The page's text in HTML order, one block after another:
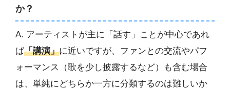
か？
A. アーティストが主に「話す」ことが中心であれ
ば「講演」に近いですが、ファンとの交流やパフ
ォーマンス（歌を少し披露するなど）も含む場合
は、単純にどちらか一方に分類するのは難しいか